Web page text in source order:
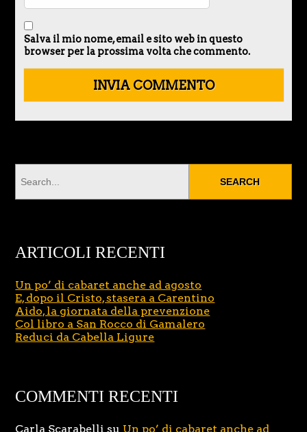
Salva il mio nome, email e sito web in questo
browser per la prossima volta che commento.
ARTICOLI RECENTI
Un po’ di cabaret anche ad agosto
E, dopo il Cristo, stasera a Carentino
Aido, la giornata della prevenzione
Col libro a San Rocco di Gamalero
Reduci da Cabella Ligure
COMMENTI RECENTI
Carla Scarabelli su Un po’ di cabaret anche ad